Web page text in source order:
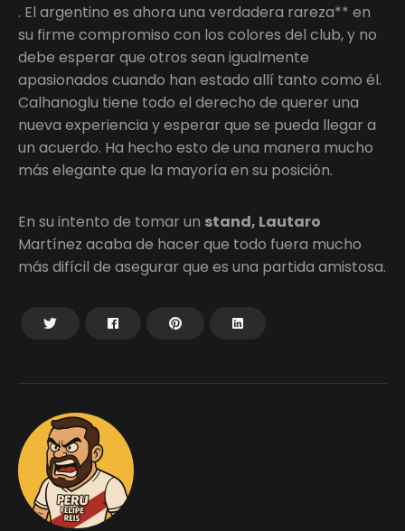
. El argentino es ahora una verdadera rareza** en
su firme compromiso con los colores del club, y no
debe esperar que otros sean igualmente
apasionados cuando han estado allí tanto como él.
Calhanoglu tiene todo el derecho de querer una
nueva experiencia y esperar que se pueda llegar a
un acuerdo. Ha hecho esto de una manera mucho
más elegante que la mayoría en su posición.
En su intento de tomar un stand, Lautaro
Martínez acaba de hacer que todo fuera mucho
más difícil de asegurar que es una partida amistosa.